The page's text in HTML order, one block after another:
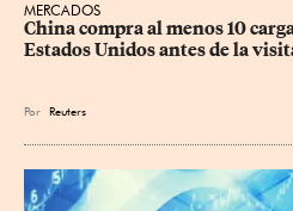
MERCADOS
China compra al menos 10
Estados Unidos antes de la
Por Reuters